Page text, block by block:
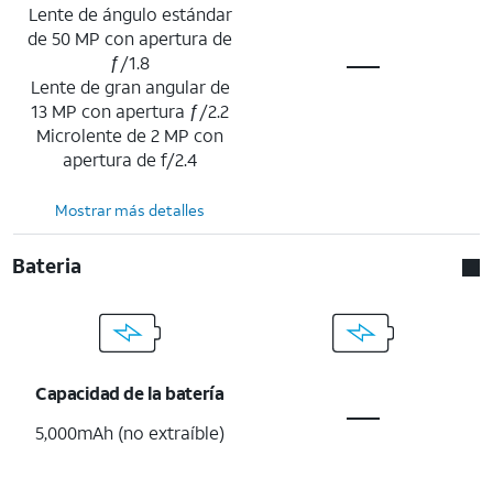
Lente de ángulo estándar
de 50 MP con apertura de
ƒ/1.8
Lente de gran angular de
13 MP con apertura ƒ/2.2
Microlente de 2 MP con
apertura de f/2.4
Mostrar más detalles
Bateria
Capacidad de la batería
5,000mAh (no extraíble)